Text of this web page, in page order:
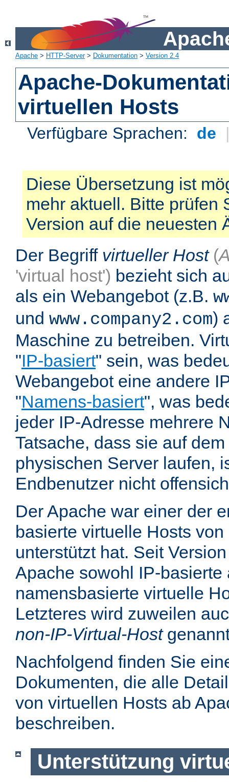
Apache > HTTP-Server> Dokumentation > Version 2.4
Apache-
virtuellen Hosts
Verfügbare Sprachen: de
Diese Übersetzung ist
mehr aktuell. Bitte prüfen
Version auf die neuesten
Der Begriff virtueller Host (
'virtual host') bezieht sich
als ein Webangebot (z.B.
und www.company2.com)
Maschine zu betreiben.
"IP-basiert" sein, was
Webangebot eine andere
"Namens-basiert", was
jeder IP-Adresse mehrere
Tatsache, dass sie auf
physischen Server laufen,
Endbenutzer nicht
Der Apache war einer der
basierte virtuelle Hosts
unterstützt hat. Seit
Apache sowohl IP-basierte
namensbasierte virtuelle
Letzteres wird zuweilen
non-IP-Virtual-Host
Nachfolgend finden Sie
Dokumenten, die alle
von virtuellen Hosts ab
beschreiben.
Unterstützung